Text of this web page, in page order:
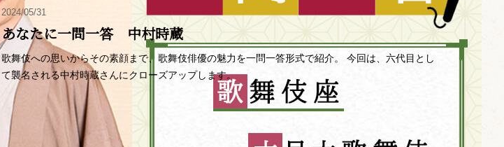
2024/05/31
あなたに一問一答 中村時蔵
歌舞伎への思いからその素顔まで、歌舞伎俳優の魅力を一問一答形式で紹介。 今回は、六代目とし
て襲名される中村時蔵さんにクローズアップします。